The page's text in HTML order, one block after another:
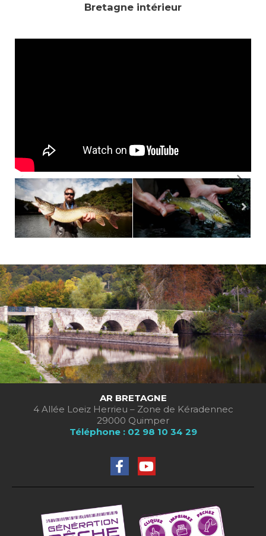
Bretagne intérieur
AR BRETAGNE
4 Allée Loeiz Herrieu – Zone de Kéradennec
29000 Quimper
Téléphone : 02 98 10 34 29